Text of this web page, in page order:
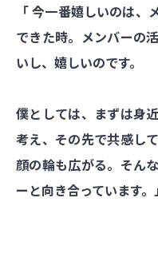
「 今一番嬉しいのは
できた時。メンバーの
いし、嬉しいのです。
僕としては、まずは身
考え、その先で共感し
顔の輪も広がる。そん
ーと向き合っています。」